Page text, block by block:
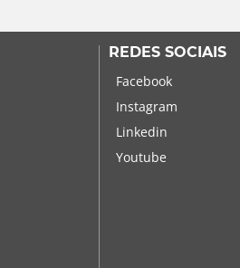
REDES SOCIAIS
Facebook
Instagram
Linkedin
Youtube